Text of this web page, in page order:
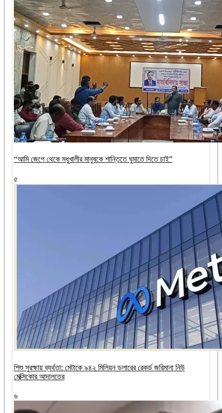
“আমি জেগে থেকে মধুখালীর মানুষকে শান্তিতে ঘুমাতে দিতে চাই”
৫
শিশু সুরক্ষায় ব্যর্থতা: মেটাকে ৯৪২ মিলিয়ন ডলারের রেকর্ড জরিমানা নিউ
মেক্সিকোর আদালতের
৬